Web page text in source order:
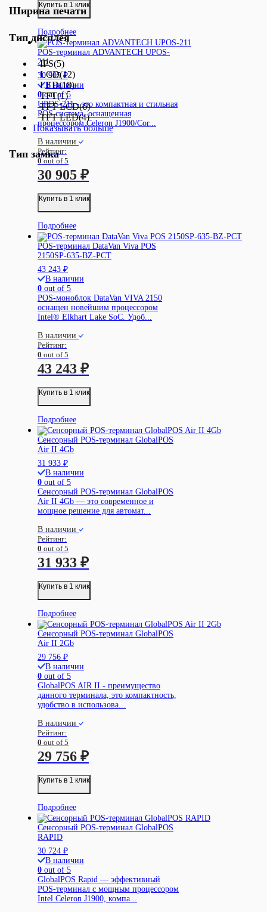
Ширина печати
Тип дисплея
IPS(5)
LCD(12)
LED(18)
TFT(1)
TFT LCD(6)
TFT LED(4)
Показывать больше
Тип замка
Купить в 1 клик
Подробнее
POS-терминал ADVANTECH UPOS-
211
30 905 ₽
В наличии
0out of 5
UPOS-211 - это компактная и стильная
POS система, оснащенная
процессором Celeron J1900/Cor...
В наличии
Рейтинг:
0 out of 5
30 905 ₽
Купить в 1 клик
Подробнее
POS-терминал DataVan Viva POS
2150SP-635-BZ-PCT
43 243 ₽
В наличии
0 out of 5
POS-моноблок DataVan VIVA 2150
оснащен новейшим процессором
Intel® Elkhart Lake SoC. Удоб...
В наличии
Рейтинг:
0 out of 5
43 243 ₽
Купить в 1 клик
Подробнее
Сенсорный POS-терминал GlobalPOS
Air II 4Gb
31 933 ₽
В наличии
0 out of 5
Сенсорный POS-терминал GlobalPOS
Air II 4Gb — это современное и
мощное решение для автомат...
В наличии
Рейтинг:
0 out of 5
31 933 ₽
Купить в 1 клик
Подробнее
Сенсорный POS-терминал GlobalPOS
Air II 2Gb
29 756 ₽
В наличии
0 out of 5
GlobalPOS AIR II - преимущество
данного терминала, это компактность,
удобство в использова...
В наличии
Рейтинг:
0 out of 5
29 756 ₽
Купить в 1 клик
Подробнее
Сенсорный POS-терминал GlobalPOS
RAPID
30 724 ₽
В наличии
0 out of 5
GlobalPOS Rapid — эффективный
POS-терминал с мощным процессором
Intel Celeron J1900, компа...